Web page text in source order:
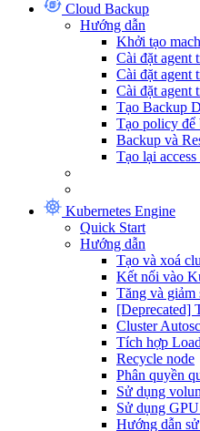
Cloud Backup
Hướng dẫn
Khởi tạo
Cài đặt agent
Cài đặt agent
Cài đặt agent
Tạo Backup
Tạo policy để
Backup và
Tạo lại
Kubernetes Engine
Quick Start
Hướng dẫn
Tạo và xoá
Kết nối vào
Tăng và
[Deprecated]
Cluster
Tích hợp
Recycle node
Phân quyền
Sử dụng
Sử dụng
Hướng dẫn